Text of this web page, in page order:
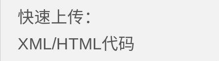
快速上传：
XML/HTML代码